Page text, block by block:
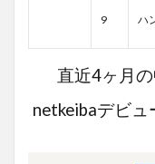
9 ハ
直近4ヶ月
netkeibaデビ